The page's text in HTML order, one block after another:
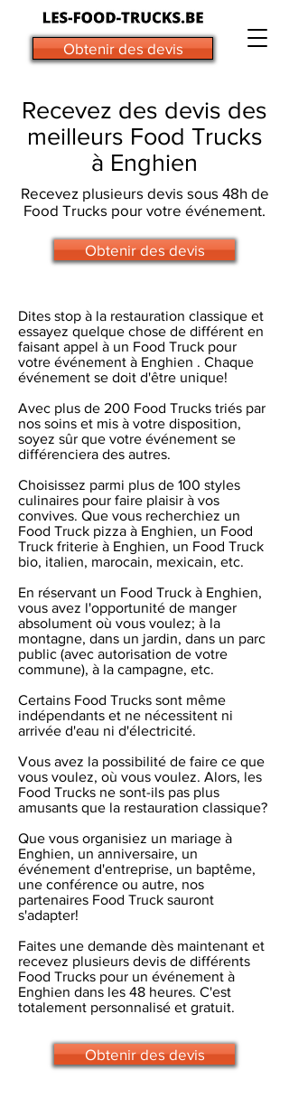
Obtenir des devis
Recevez des devis des
meilleurs Food Trucks
à Enghien
Recevez plusieurs devis sous 48h de
Food Trucks pour votre événement.
Obtenir des devis
Dites stop à la restauration classique et
essayez quelque chose de différent en
faisant appel à un Food Truck pour
votre événement à Enghien . Chaque
événement se doit d'être unique!
Avec plus de 200 Food Trucks triés par
nos soins et mis à votre disposition,
soyez sûr que votre événement se
différenciera des autres.
Choisissez parmi plus de 100 styles
culinaires pour faire plaisir à vos
convives. Que vous recherchiez un
Food Truck pizza à Enghien, un Food
Truck friterie à Enghien, un Food Truck
bio, italien, marocain, mexicain, etc.
En réservant un Food Truck à Enghien,
vous avez l'opportunité de manger
absolument où vous voulez; à la
montagne, dans un jardin, dans un parc
public (avec autorisation de votre
commune), à la campagne, etc.
Certains Food Trucks sont même
indépendants et ne nécessitent ni
arrivée d'eau ni d'électricité.
Vous avez la possibilité de faire ce que
vous voulez, où vous voulez. Alors, les
Food Trucks ne sont-ils pas plus
amusants que la restauration classique?
Que vous organisiez un mariage à
Enghien, un anniversaire, un
événement d'entreprise, un baptême,
une conférence ou autre, nos
partenaires Food Truck sauront
s'adapter!
Faites une demande dès maintenant et
recevez plusieurs devis de différents
Food Trucks pour un événement à
Enghien dans les 48 heures. C'est
totalement personnalisé et gratuit.
Obtenir des devis